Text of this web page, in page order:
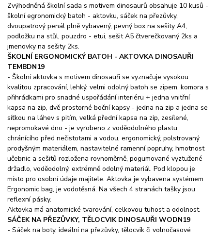
Zvýhodněná školní sada s motivem dinosaurů obsahuje 10 kusů -
školní egronomický batoh - aktovku, sáček na přezůvky,
dvoupatrový penál plně vybavený, pevný box na sešity A4,
podložku na stůl, pouzdro - etui, sešit A5 čtverečkovaný 2ks a
jmenovky na sešity 2ks.
ŠKOLNÍ ERGONOMICKÝ BATOH - AKTOVKA DINOSAUŘI
TEMBDN19
- Školní aktovka s motivem dinosauři se vyznačuje vysokou
kvalitou zpracování, lehký, velmi odolný batoh se zipem, komora s
přihrádkami pro snadné uspořádání interiéru + jedna vnitřní
kapsa na zip, dvě prostorné boční kapsy - jedna na zip a jedna se
síťkou na láhev s pitím, velká přední kapsa na zip, zesílené,
nepromokavé dno - je vyrobeno z voděodolného plastu
chránícího před nečistotami a vodou, ergonomický, polstrovaný
prodyšným materiálem, nastavitelné ramenní popruhy, hmotnost
učebnic a sešitů rozložena rovnoměrně, pogumované vyztužené
držadlo, voděodolný, extrémně odolný materiál. Pod klopou je
místo pro osobní údaje majitele. Aktovka je vybavena systémem
Ergonomic bag, je vodotěsná. Na všech 4 stranách tašky jsou
reflexní pásky.
Aktovka má anatomické tvarování, celkovou tuhost a odolnost.
SÁČEK NA PŘEZŮVKY, TĚLOCVIK DINOSAUŘI WODN19
- Sáček na boty, ideální na přezůvky, tělocvik či volnočasové